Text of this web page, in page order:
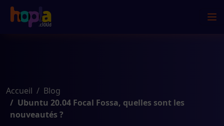
Accueil
Blog
Ubuntu 20.04 Focal Fossa, quelles sont les
nouveautés ?